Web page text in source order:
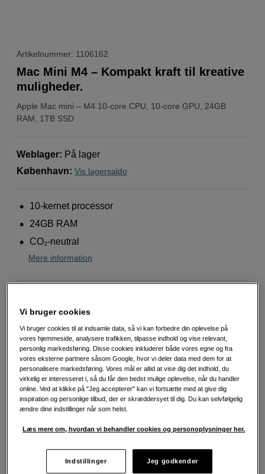
Artikelnummer: 1106162
Apple Mac mini – M4 10-core CPU, 10-core GPU, 24GB
RAM, 1TB SSD
Mac Mini M4 – Kompakt kraft til kreative
muligheder.
Weblager: På lager
København: Vis lagersaldo
10-kernet processor
24GB RAM
CO₂-neutral
Mere information
13.990 DKK
Antal
Læg i indkøbskurv
Fri fragt ved køb over 500 kr.
30 dages returret
Personlig service og ekspertrådgivning
Vi bruger cookies
Vi bruger cookies til at indsamle data, så vi kan forbedre din oplevelse på
vores hjemmeside, analysere trafikken, tilpasse indhold og vise relevant,
personlig markedsføring. Disse cookies inkluderer både vores egne og fra
vores eksterne partnere såsom Google, hvor vi deler data med dem for at
personalisere markedsføring. Vores mål er altid at vise dig det indhold, du
virkelig er interesseret i, så du får den bedst mulige oplevelse, når du handler
online. Ved at klikke på "Jeg accepterer" kan vi fortsætte med at give dig
inspiration og personlige tilbud, der er skræddersyet til dig. Du kan selvfølgelig
ændre dine indstillinger når som helst.
Læs mere om, hvordan vi behandler cookies og personoplysninger her.
Indstillinger Jeg godkender